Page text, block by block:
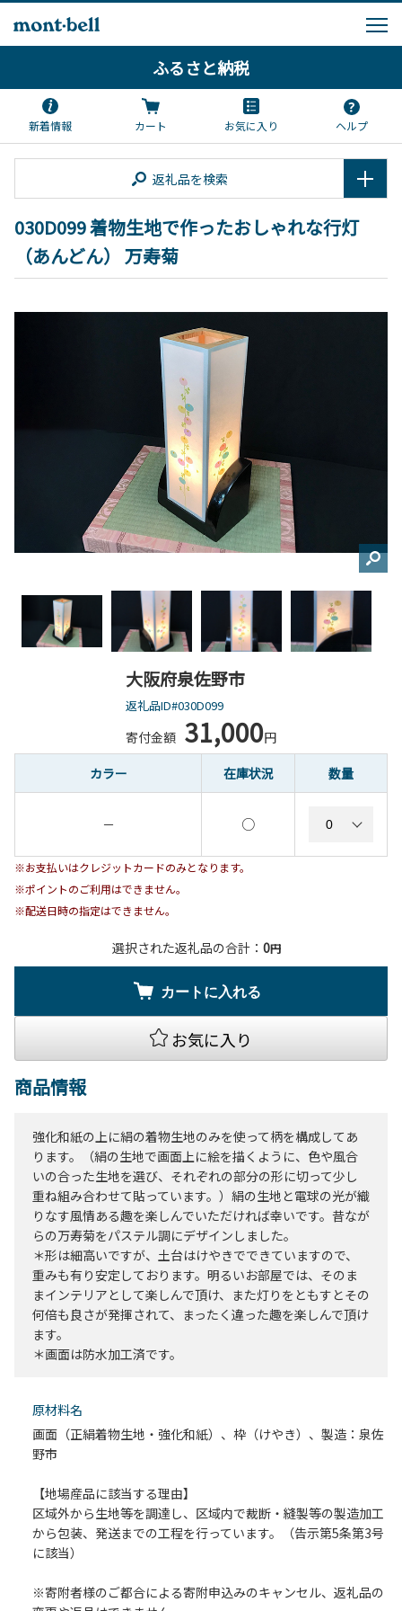
ふるさと納税
新着情報 カート お気に入り ヘルプ
返礼品を検索
030D099 着物生地で作ったおしゃれな行灯
（あんどん） 万寿菊
大阪府泉佐野市
返礼品ID#030D099
寄付金額 31,000円
カラー
在庫状況 数量
－ ○
※お支払いはクレジットカードのみとなります。
※ポイントのご利用はできません。
※配送日時の指定はできません。
選択された返礼品の合計： 0円
カートに入れる
お気に入り
商品情報
強化和紙の上に絹の着物生地のみを使って柄を構成してあ
ります。（絹の生地で画面上に絵を描くように、色や風合
いの合った生地を選び、それぞれの部分の形に切って少し
重ね組み合わせて貼っています。）絹の生地と電球の光が織
りなす風情ある趣を楽しんでいただければ幸いです。昔なが
らの万寿菊をパステル調にデザインしました。
＊形は細高いですが、土台はけやきでできていますので、
重みも有り安定しております。明るいお部屋では、そのま
まインテリアとして楽しんで頂け、また灯りをともすとその
何倍も良さが発揮されて、まったく違った趣を楽しんで頂け
ます。
＊画面は防水加工済です。
原材料名
画面（正絹着物生地・強化和紙）、枠（けやき）、製造：泉佐
野市
【地場産品に該当する理由】
区域外から生地等を調達し、区域内で裁断・縫製等の製造加工
から包装、発送までの工程を行っています。（告示第5条第3号
に該当）
※寄附者様のご都合による寄附申込みのキャンセル、返礼品の